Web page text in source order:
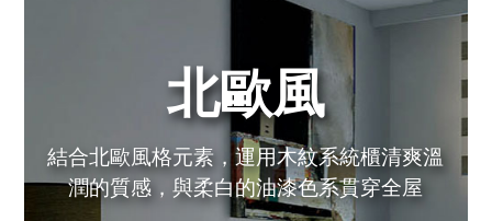
北歐風
結合北歐風格元素，運用木紋系統櫃清爽溫
潤的質感，與柔白的油漆色系貫穿全屋